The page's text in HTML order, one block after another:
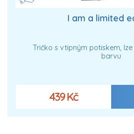
I am a limited
Tričko s vtipným potiskem,
barvu
439 Kč